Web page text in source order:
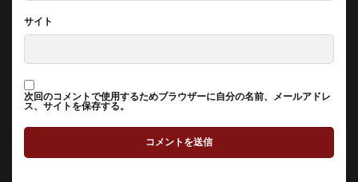
サイト
次回のコメントで使用するためブラウザーに自分の名前、メールアドレ
ス、サイトを保存する。